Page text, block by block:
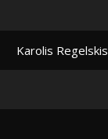
Karolis Regelskis